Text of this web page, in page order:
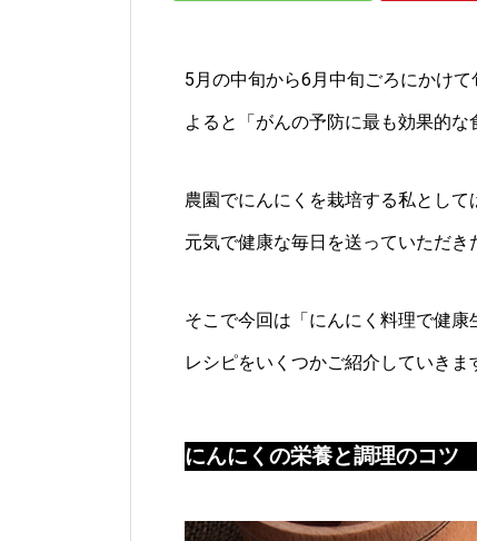
5月の中旬から6月中旬ごろにかけ
よると「がんの予防に最も効果的
農園でにんにくを栽培する私とし
元気で健康な毎日を送っていただき
そこで今回は「にんにく料理で健
レシピをいくつかご紹介していき
にんにくの栄養と調理のコツ